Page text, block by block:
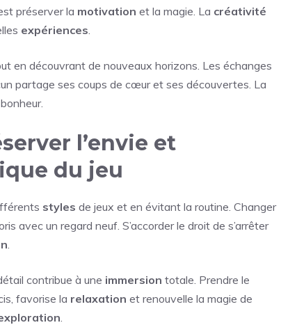
préserver la motivation et la magie. La créativité
expériences.
en découvrant de nouveaux horizons. Les échanges
partage ses coups de cœur et ses découvertes. La
l’envie et
du jeu
styles de jeux et en évitant la routine. Changer
avec un regard neuf. S’accorder le droit de s’arrêter
.
contribue à une immersion totale. Prendre le
favorise la relaxation et renouvelle la magie de
.